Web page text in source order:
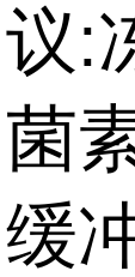
议:
菌
缓